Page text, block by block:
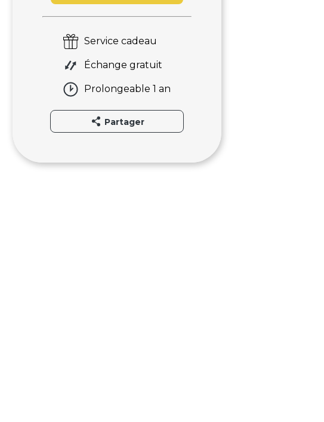
Service cadeau
Échange gratuit
Prolongeable 1 an
Partager